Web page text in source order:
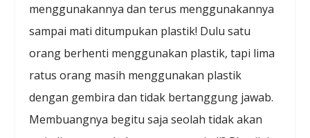
menggunakannya dan terus menggunakannya
sampai mati ditumpukan plastik! Dulu satu
orang berhenti menggunakan plastik, tapi lima
ratus orang masih menggunakan plastik
dengan gembira dan tidak bertanggung jawab.
Membuangnya begitu saja seolah tidak akan